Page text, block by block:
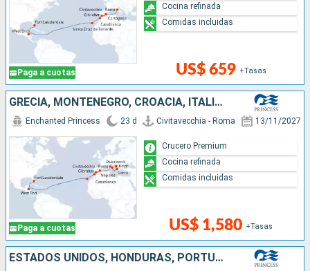
Paga a cuotas US$ 659 +Tasas
Cocina refinada
Comidas incluidas
GRECIA, MONTENEGRO, CROACIA, ITALIA, ESPAÑA, MARRUECOS, HONDURAS, ESTADOS UNIDOS
Paga a cuotas
Enchanted Princess 23 d Civitavecchia - Roma 13/11/2027
US$ 1,580 +Tasas
Crucero Premium
Cocina refinada
Comidas incluidas
ESTADOS UNIDOS, HONDURAS, PORTUGAL, ESPAÑA, FRANCIA, ITALIA, MALTA, MONTENEGRO, CROACIA